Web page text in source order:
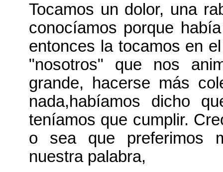
Tocamos un dolor, una
conocíamos porque
entonces la tocamos en
"nosotros" que nos
grande, hacerse más
nada,habíamos dicho
teníamos que cumplir.
o sea que preferimos
nuestra palabra,